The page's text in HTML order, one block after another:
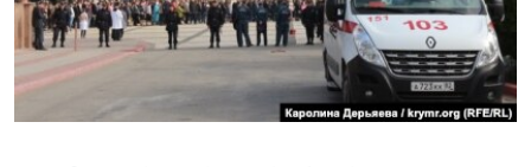
FİKİR
Русский
Українською